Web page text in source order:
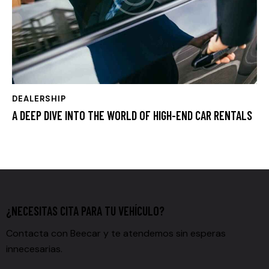
DEALERSHIP
A DEEP DIVE INTO THE WORLD OF HIGH-END CAR RENTALS
¿NECESITAS CITA PARA TU VEHÍCULO?
Contacta con Beecar y te atendemos sin esperas
innecesarias.